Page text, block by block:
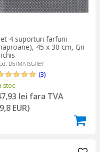
4 suporturi farfurii
45 x 30 cm, Gri
D5TMATSGREY
(3)
stoc
lei fara TVA
EUR)